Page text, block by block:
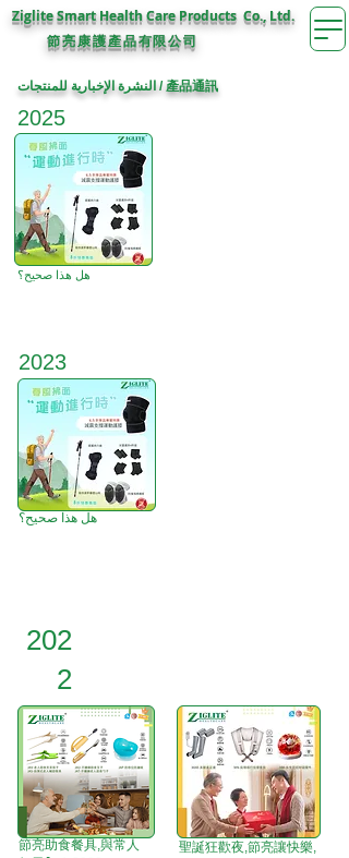
Ziglite Smart Health Care Products Co., Ltd.
節亮康護產品有限公司
النشرة الإخبارية للمنتجات / 產品通訊
2025
هل هذا صحيح؟
2023
هل هذا صحيح؟
202
2
節亮助食餐具,與常人
聖誕狂歡夜,節亮讓快樂,